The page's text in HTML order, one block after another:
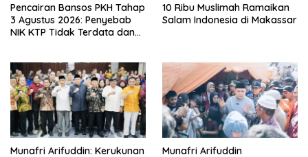
Pencairan Bansos PKH Tahap
3 Agustus 2026: Penyebab
NIK KTP Tidak Terdata dan
10 Ribu Muslimah Ramaikan
Salam Indonesia di Makassar
Munafri Arifuddin: Kerukunan
Munafri Arifuddin